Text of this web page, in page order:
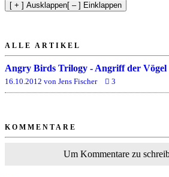
[ + ] Ausklappen[ – ] Einklappen
ALLE ARTIKEL
Angry Birds Trilogy - Angriff der Vögel
16.10.2012 von Jens Fischer 3
KOMMENTARE
Um Kommentare zu